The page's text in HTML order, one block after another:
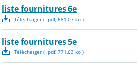
liste fournitures 6e
Télécharger( .pdf, 681.07 ko)
liste fournitures 5e
Télécharger( .pdf, 771.63 ko)